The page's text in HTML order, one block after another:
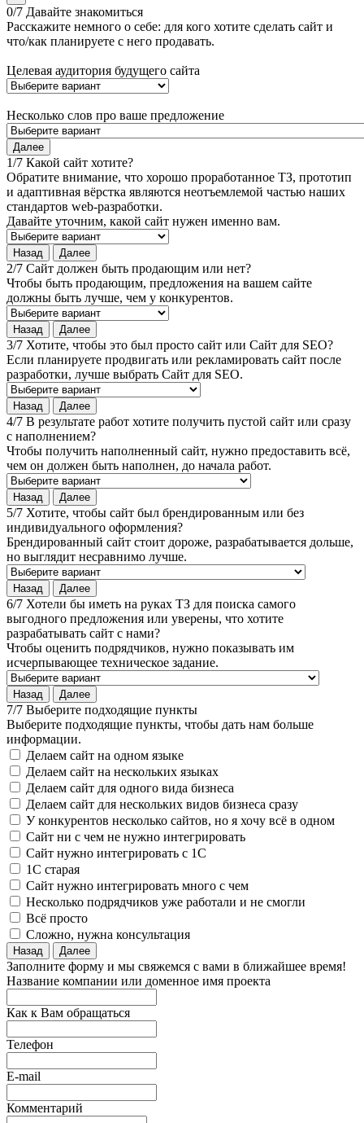
0/7 Давайте знакомиться
Расскажите немного о себе: для кого хотите сделать сайт и
что/как планируете с него продавать.
Целевая аудитория будущего сайта
Несколько слов про ваше предложение
Далее
1/7 Какой сайт хотите?
Обратите внимание, что хорошо проработанное ТЗ, прототип
и адаптивная вёрстка являются неотъемлемой частью наших
стандартов web-разработки.
Давайте уточним, какой сайт нужен именно вам.
Назад Далее
2/7 Сайт должен быть продающим или нет?
Чтобы быть продающим, предложения на вашем сайте
должны быть лучше, чем у конкурентов.
Назад Далее
3/7 Хотите, чтобы это был просто сайт или Сайт для SEO?
Если планируете продвигать или рекламировать сайт после
разработки, лучше выбрать Сайт для SEO.
Назад Далее
4/7 В результате работ хотите получить пустой сайт или сразу
с наполнением?
Чтобы получить наполненный сайт, нужно предоставить всё,
чем он должен быть наполнен, до начала работ.
Назад Далее
5/7 Хотите, чтобы сайт был брендированным или без
индивидуального оформления?
Брендированный сайт стоит дороже, разрабатывается дольше,
но выглядит несравнимо лучше.
Назад Далее
6/7 Хотели бы иметь на руках ТЗ для поиска самого
выгодного предложения или уверены, что хотите
разрабатывать сайт с нами?
Чтобы оценить подрядчиков, нужно показывать им
исчерпывающее техническое задание.
Назад Далее
7/7 Выберите подходящие пункты
Выберите подходящие пункты, чтобы дать нам больше
информации.
Делаем сайт на одном языке
Делаем сайт на нескольких языках
Делаем сайт для одного вида бизнеса
Делаем сайт для нескольких видов бизнеса сразу
У конкурентов несколько сайтов, но я хочу всё в одном
Сайт ни с чем не нужно интегрировать
Сайт нужно интегрировать с 1С
1С старая
Сайт нужно интегрировать много с чем
Несколько подрядчиков уже работали и не смогли
Всё просто
Сложно, нужна консультация
Назад Далее
Заполните форму и мы свяжемся с вами в ближайшее время!
Название компании или доменное имя проекта
Как к Вам обращаться
Телефон
E-mail
Комментарий